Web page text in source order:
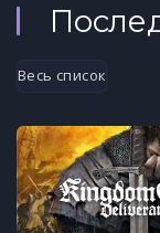
Весь список